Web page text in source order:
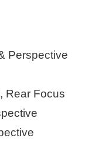
Perspective
Rear Focus